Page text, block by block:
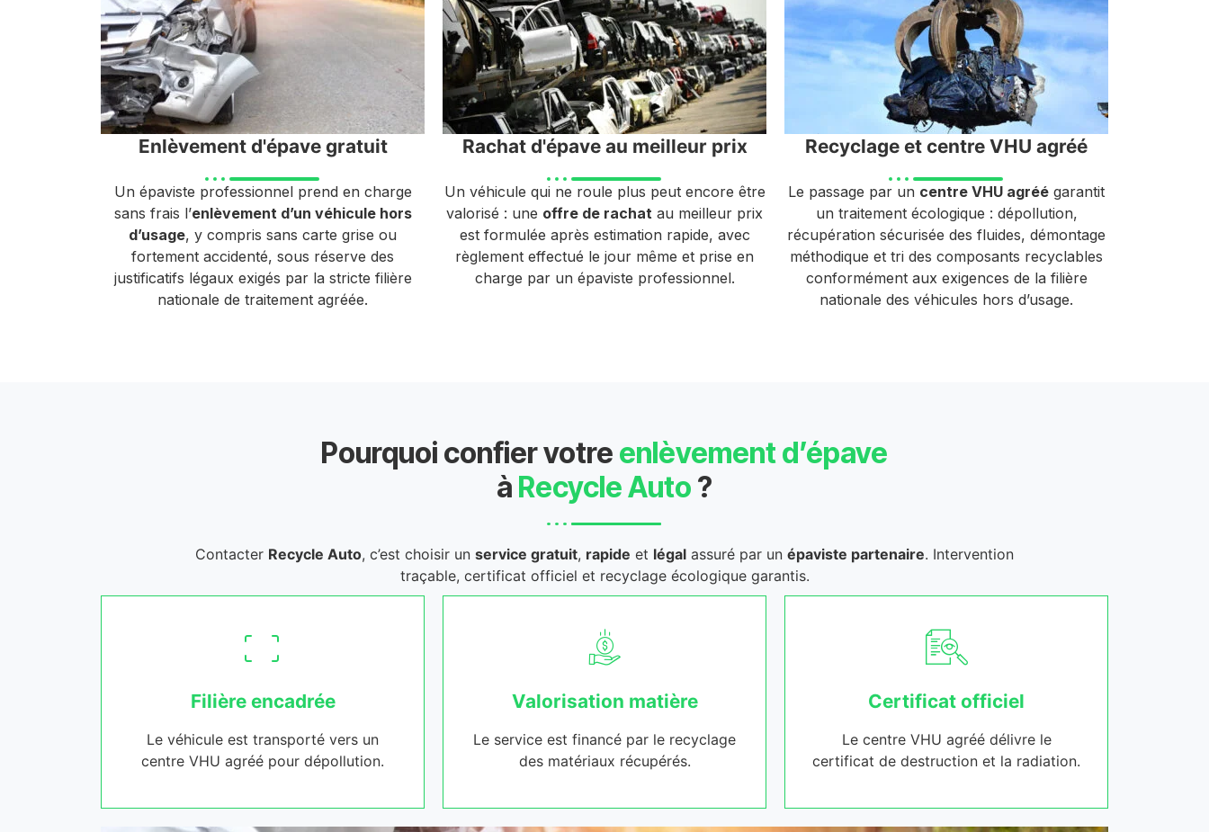
Enlèvement d'épave gratuit
Un épaviste professionnel prend en charge
sans frais l’enlèvement d’un véhicule hors
d’usage, y compris sans carte grise ou
fortement accidenté, sous réserve des
justificatifs légaux exigés par la stricte filière
nationale de traitement agréée.
Rachat d'épave au meilleur prix
Un véhicule qui ne roule plus peut encore être
valorisé : une offre de rachat au meilleur prix
est formulée après estimation rapide, avec
règlement effectué le jour même et prise en
charge par un épaviste professionnel.
Recyclage et centre VHU agréé
Le passage par un centre VHU agréé garantit
un traitement écologique : dépollution,
récupération sécurisée des fluides, démontage
méthodique et tri des composants recyclables
conformément aux exigences de la filière
nationale des véhicules hors d’usage.
Pourquoi confier votre enlèvement d’épave
à Recycle Auto ?
Contacter Recycle Auto, c’est choisir un service gratuit, rapide et légal assuré par un épaviste partenaire. Intervention
traçable, certificat officiel et recyclage écologique garantis.
Filière encadrée
Le véhicule est transporté vers un
centre VHU agréé pour dépollution.
Valorisation matière
Le service est financé par le recyclage
des matériaux récupérés.
Certificat officiel
Le centre VHU agréé délivre le
certificat de destruction et la radiation.